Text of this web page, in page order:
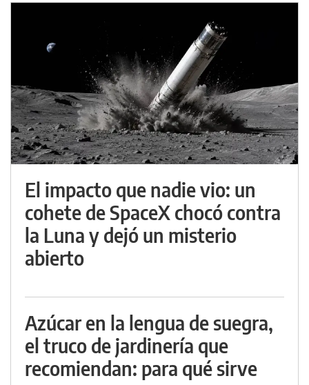
El impacto que nadie vio: un
cohete de SpaceX chocó contra
la Luna y dejó un misterio
abierto
Azúcar en la lengua de suegra,
el truco de jardinería que
recomiendan: para qué sirve